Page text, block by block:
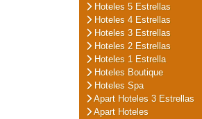
Hoteles 5 Estrellas
Hoteles 4 Estrellas
Hoteles 3 Estrellas
Hoteles 2 Estrellas
Hoteles 1 Estrella
Hoteles Boutique
Hoteles Spa
Apart Hoteles 3 Estrellas
Apart Hoteles